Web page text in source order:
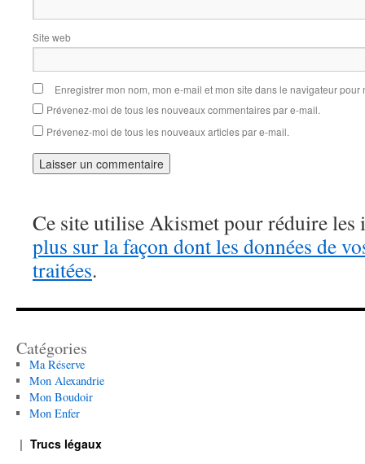
Site web
Enregistrer mon nom, mon e-mail et mon site dans le navigateur
Prévenez-moi de tous les nouveaux commentaires par e-mail.
Prévenez-moi de tous les nouveaux articles par e-mail.
Ce site utilise Akismet pour réduire les
plus sur la façon dont les données de
traitées.
Catégories
Ma Réserve
Mon Alexandrie
Mon Boudoir
Mon Enfer
Trucs légaux